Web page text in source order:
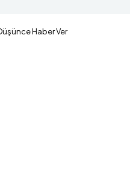
Haber Ver